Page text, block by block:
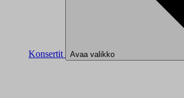
Konsertit Avaa valikko